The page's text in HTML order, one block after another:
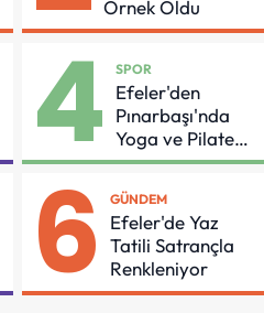
Örnek Oldu
4 SPOR
Efeler'den
Pınarbaşı'nda
Yoga ve Pilates
Buluşması
6 GÜNDEM
Efeler'de Yaz
Tatili Satrançla
Renkleniyor